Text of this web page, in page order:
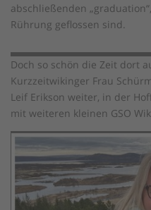
abschließenden
Rührung geflossen sind.
Doch so schön die Zeit dort
Kurzzeitwikinger Frau
Leif Erikson weiter, in der
mit weiteren kleinen GSO